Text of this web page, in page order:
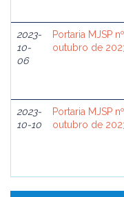
2023-
10-
06
Portaria MJSP
outubro de
2023-
10-10
Portaria MJSP
outubro de